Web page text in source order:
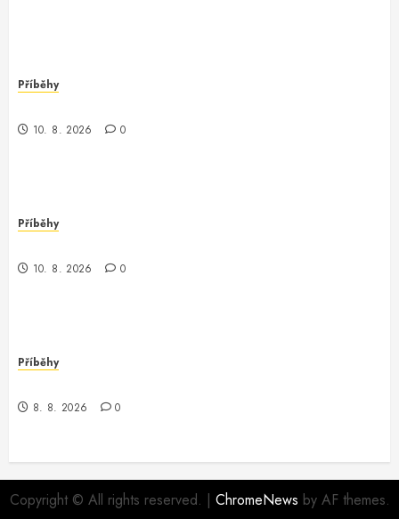
Příběhy
10. 8. 2026 0
Příběhy
10. 8. 2026 0
Příběhy
8. 8. 2026 0
Copyright © All rights reserved. | ChromeNews by AF themes.